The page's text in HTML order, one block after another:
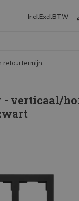
Incl. Excl. BTW
retourtermijn
- verticaal/